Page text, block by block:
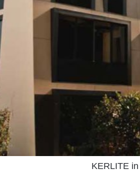
KERLITE